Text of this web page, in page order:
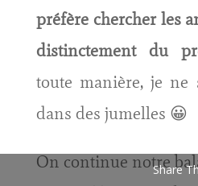
préfère chercher les
distinctement du
toute manière, je ne
dans des jumelles 😀
On continue notreShare